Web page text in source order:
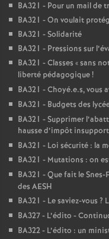
BA321 - Pour un mail de
BA321 - On voulait
BA321 - Solidarité
BA321 - Pressions sur
BA321 - Classes «sans
liberté pédagogique!
BA321 - Choyé.e.s, vous
BA321 - Budgets des
BA321 - Supprimer
hausse d’impôt
BA321 - Loi sécurité : la
BA321 - Mutations : on
BA321 - Que fait le Snes-
des AESH
BA321 - Le saviez-vous ?
BA327 - L’édito -
BA322 - L’édito : un